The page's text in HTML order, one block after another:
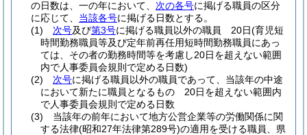
の日数は、一の年において、 次の各号に掲げる職員の区分
に応じて、 当該各号に掲げる日数とする。
(1)
次号及び第3号に掲げる職員以外の職員 20日(育児短
時間勤務職員等及び定年前再任用短時間勤務職員にあっ
ては、その者の勤務時間等を考慮し20日を超えない範囲
内で人事委員会規則で定める日数)
(2)
次号に掲げる職員以外の職員であって、当該年の中途
において新たに職員となるもの 20日を超えない範囲内
で人事委員会規則で定める日数
(3)
当該年の前年において地方公営企業等の労働関係に関
する法律(昭和27年法律第289号)の適用を受ける職員、県